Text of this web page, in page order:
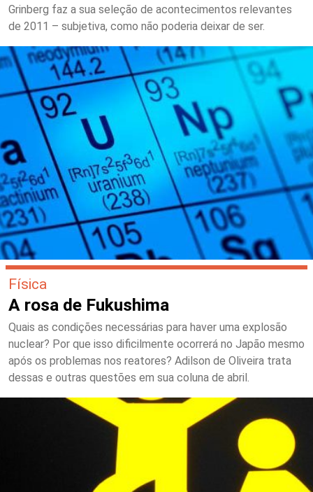
Grinberg faz a sua seleção de acontecimentos relevantes
de 2011 – subjetiva, como não poderia deixar de ser.
Física
A rosa de Fukushima
Quais as condições necessárias para haver uma explosão
nuclear? Por que isso dificilmente ocorrerá no Japão mesmo
após os problemas nos reatores? Adilson de Oliveira trata
dessas e outras questões em sua coluna de abril.